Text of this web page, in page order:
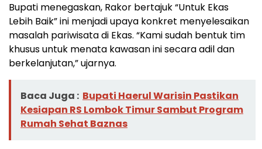
Bupati menegaskan, Rakor bertajuk “Untuk Ekas
Lebih Baik” ini menjadi upaya konkret menyelesaikan
masalah pariwisata di Ekas. “Kami sudah bentuk tim
khusus untuk menata kawasan ini secara adil dan
berkelanjutan,” ujarnya.
Baca Juga : Bupati Haerul Warisin Pastikan
Kesiapan RS Lombok Timur Sambut Program
Rumah Sehat Baznas